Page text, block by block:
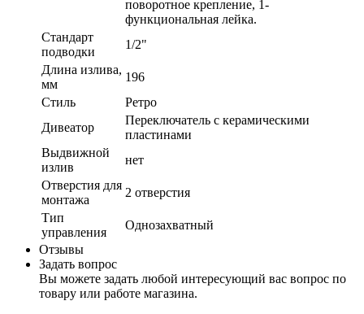
поворотное крепление, 1-
функциональная лейка.
Стандарт
подводки
1/2"
Длина излива,
мм
196
Стиль
Ретро
Дивеатор
Переключатель с керамическими
пластинами
Выдвижной
излив
нет
Отверстия для
монтажа
2 отверстия
Тип
управления
Однозахватный
Отзывы
Задать вопрос
Вы можете задать любой интересующий вас вопрос по
товару или работе магазина.